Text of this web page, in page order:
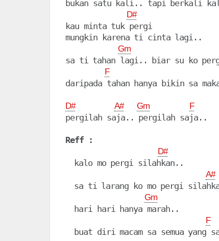
bukan satu kali.. tapi berkali
D#
kau minta tuk pergi
mungkin karena ti cinta lagi..
Gm
sa ti tahan lagi.. biar su ko
F
daripada tahan hanya bikin sa
D# A# Gm F
pergilah saja.. pergilah saja..
Reff :
D#
  kalo mo pergi silahkan..
A#
sa ti larang ko mo pergi
Gm
  hari hari hanya marah..
F
buat diri macam sa semua yang